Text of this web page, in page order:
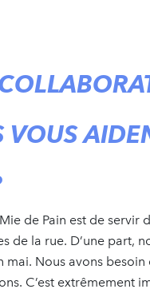
VOUS
de Pain est de
de la rue. D’une part,
Nous avons
C’est extrêmement